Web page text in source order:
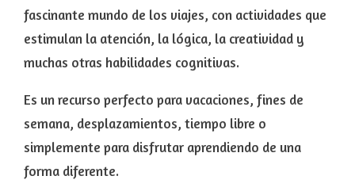
fascinante mundo de los viajes, con actividades que
estimulan la atención, la lógica, la creatividad y
muchas otras habilidades cognitivas.
Es un recurso perfecto para vacaciones, fines de
semana, desplazamientos, tiempo libre o
simplemente para disfrutar aprendiendo de una
forma diferente.